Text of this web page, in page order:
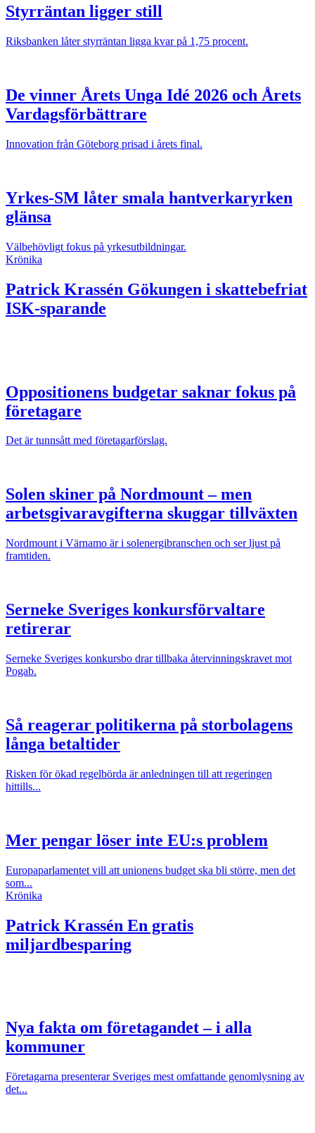
Styrräntan ligger still
Riksbanken låter styrräntan ligga kvar på 1,75 procent.
De vinner Årets Unga Idé 2026 och Årets
Vardagsförbättrare
Innovation från Göteborg prisad i årets final.
Yrkes-SM låter smala hantverkaryrken
glänsa
Välbehövligt fokus på yrkesutbildningar.
Krönika
Patrick Krassén Gökungen i skattebefriat
ISK-sparande
Oppositionens budgetar saknar fokus på
företagare
Det är tunnsått med företagarförslag.
Solen skiner på Nordmount – men
arbetsgivaravgifterna skuggar tillväxten
Nordmount i Värnamo är i solenergibranschen och ser ljust på
framtiden.
Serneke Sveriges konkursförvaltare
retirerar
Serneke Sveriges konkursbo drar tillbaka återvinningskravet mot
Pogab.
Så reagerar politikerna på storbolagens
långa betaltider
Risken för ökad regelbörda är anledningen till att regeringen
hittills...
Mer pengar löser inte EU:s problem
Europaparlamentet vill att unionens budget ska bli större, men det
som...
Krönika
Patrick Krassén En gratis
miljardbesparing
Nya fakta om företagandet – i alla
kommuner
Företagarna presenterar Sveriges mest omfattande genomlysning av
det...